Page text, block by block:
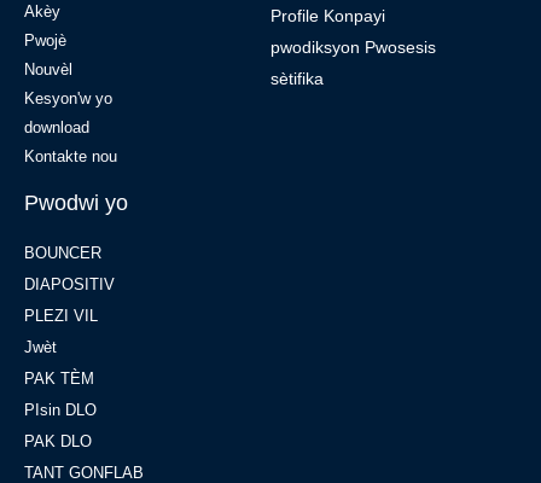
Akèy
Pwojè
Nouvèl
Kesyon'w yo
download
Kontakte nou
Profile Konpayi
pwodiksyon Pwosesis
sètifika
Pwodwi yo
BOUNCER
DIAPOSITIV
PLEZI VIL
Jwèt
PAK TÈM
PIsin DLO
PAK DLO
TANT GONFLAB